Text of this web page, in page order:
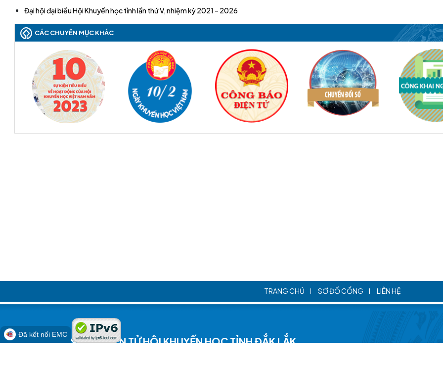
Đại hội đại biểu Hội Khuyến học tỉnh lần thứ V, nhiệm kỳ 2021 – 2026
CÁC CHUYÊN MỤC KHÁC
TRANG CHỦ SƠ ĐỒ CỔNG LIÊN HỆ
CỔNG THÔNG TIN ĐIỆN TỬ HỘI KHUYẾN HỌC TỈNH ĐẮK LẮK
Đã kết nối EMC